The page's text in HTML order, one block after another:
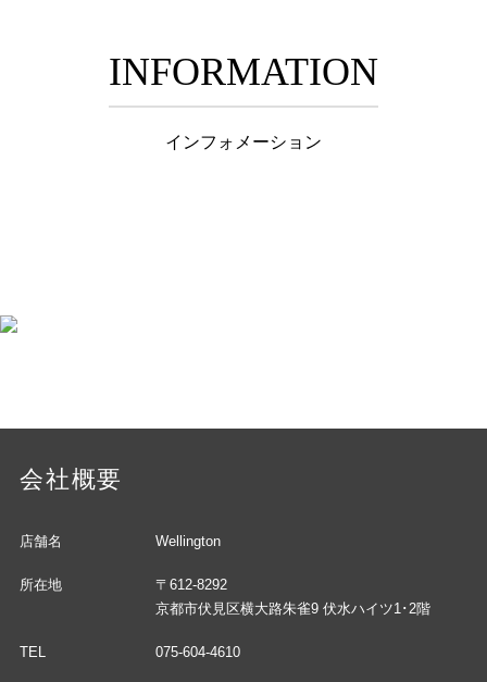
INFORMATION
インフォメーション
会社概要
店舗名 Wellington
所在地
〒612-8292
京都市伏見区横大路朱雀9 伏水ハイツ1･2階
TEL 075-604-4610